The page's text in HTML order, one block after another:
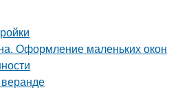
Оформление маленьких окон